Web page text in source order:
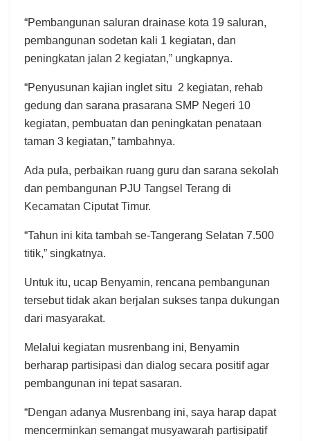
“Pembangunan saluran drainase kota 19 saluran,
pembangunan sodetan kali 1 kegiatan, dan
peningkatan jalan 2 kegiatan,” ungkapnya.
“Penyusunan kajian inglet situ 2 kegiatan, rehab
gedung dan sarana prasarana SMP Negeri 10
kegiatan, pembuatan dan peningkatan penataan
taman 3 kegiatan,” tambahnya.
Ada pula, perbaikan ruang guru dan sarana sekolah
dan pembangunan PJU Tangsel Terang di
Kecamatan Ciputat Timur.
“Tahun ini kita tambah se-Tangerang Selatan 7.500
titik,” singkatnya.
Untuk itu, ucap Benyamin, rencana pembangunan
tersebut tidak akan berjalan sukses tanpa dukungan
dari masyarakat.
Melalui kegiatan musrenbang ini, Benyamin
berharap partisipasi dan dialog secara positif agar
pembangunan ini tepat sasaran.
“Dengan adanya Musrenbang ini, saya harap dapat
mencerminkan semangat musyawarah partisipatif